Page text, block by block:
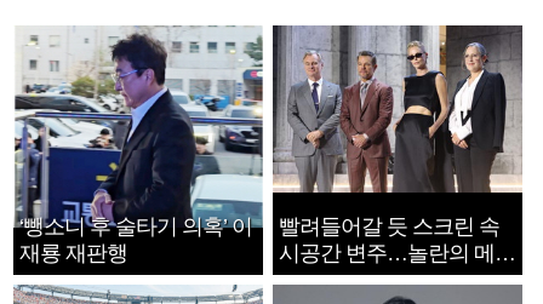
‘뺑소니 후 술타기 의혹’ 이
재룡 재판행
빨려들어갈 듯 스크린 속
시공간 변주…놀란의 메시
지는 ‘전쟁 속죄’